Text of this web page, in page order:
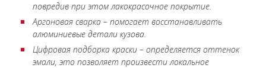
повредив при этом лакокрасочное покрытие.
Аргоновая сварка – помогает восстанавливать
алюминиевые детали кузова.
Цифровая подборка краски – определяется оттенок
эмали, это позволяет произвести локальное